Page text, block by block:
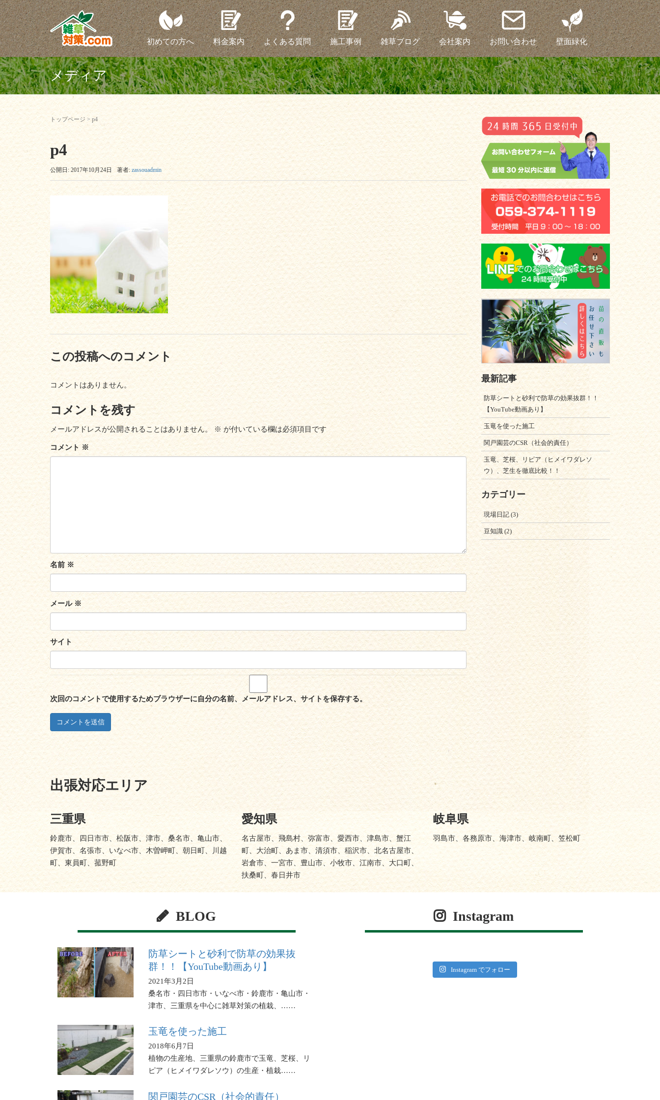
初めての方へ 料金案内 よくある質問 施工事例 雑草ブログ 会社案内 お問い合わせ 壁面緑化
メディア
トップページ > p4
p4
公開日: 2017年10月24日 著者: zassouadmin
この投稿へのコメント
コメントはありません。
コメントを残す
メールアドレスが公開されることはありません。 ※ が付いている欄は必須項目です
コメント ※
名前 ※
メール ※
サイト
次回のコメントで使用するためブラウザーに自分の名前、メールアドレス、サイトを保存する。
最新記事
防草シートと砂利で防草の効果抜群！！
【YouTube動画あり】
玉竜を使った施工
関戸園芸のCSR（社会的責任）
玉竜、芝桜、リピア（ヒメイワダレソ
ウ）、芝生を徹底比較！！
カテゴリー
現場日記(3)
豆知識(2)
出張対応エリア
三重県
鈴鹿市、四日市市、松阪市、津市、桑名市、亀山市、
伊賀市、名張市、いなべ市、木曽岬町、朝日町、川越
町、東員町、菰野町
愛知県
名古屋市、飛島村、弥富市、愛西市、津島市、蟹江
町、大治町、あま市、清須市、稲沢市、北名古屋市、
岩倉市、一宮市、豊山市、小牧市、江南市、大口町、
扶桑町、春日井市
岐阜県
羽島市、各務原市、海津市、岐南町、笠松町
BLOG
防草シートと砂利で防草の効果抜
群！！【YouTube動画あり】
2021年3月2日
桑名市・四日市市・いなべ市・鈴鹿市・亀山市・
津市、三重県を中心に雑草対策の植栽、……
玉竜を使った施工
2018年6月7日
植物の生産地、三重県の鈴鹿市で玉竜、芝桜、リ
ピア（ヒメイワダレソウ）の生産・植栽……
関戸園芸のCSR（社会的責任）
Instagram
Instagram でフォロー